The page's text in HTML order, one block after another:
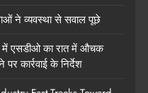
ने व्यवस्था से सवाल पूछे
में एसडीओ का रात में औचक
पर कार्रवाई के निर्देश